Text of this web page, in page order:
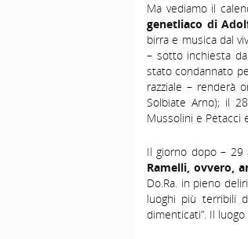
Ma vediamo il
genetliaco di
birra e musica dal
– sotto inchiesta
stato condannato
razziale – renderà
Solbiate Arno); il
Mussolini e Petacci
Il giorno dopo – 29
Ramelli, ovvero,
Do.Ra. in pieno
luoghi più terribili
dimenticati”. Il